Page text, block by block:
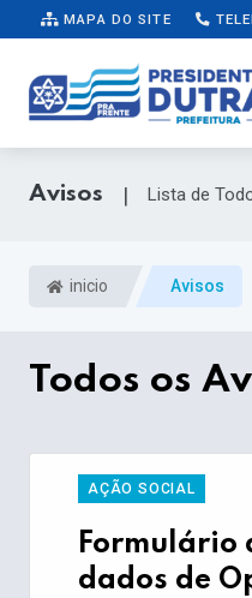
MAPA DO SITE
Avisos | Lista de
inicio Avisos
Todos os
AÇÃO SOCIAL
Formulário
dados de